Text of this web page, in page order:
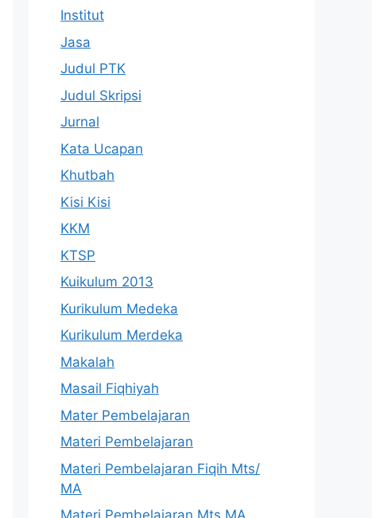
Institut
Jasa
Judul PTK
Judul Skripsi
Jurnal
Kata Ucapan
Khutbah
Kisi Kisi
KKM
KTSP
Kuikulum 2013
Kurikulum Medeka
Kurikulum Merdeka
Makalah
Masail Fiqhiyah
Mater Pembelajaran
Materi Pembelajaran
Materi Pembelajaran Fiqih Mts/
MA
Materi Pembelajaran Mts MA